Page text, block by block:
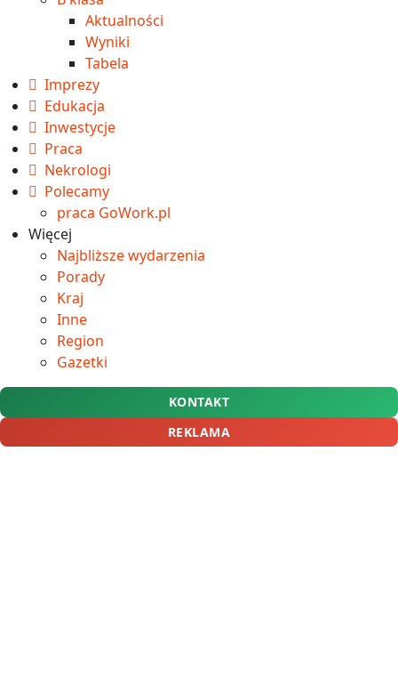
Aktualności
Wyniki
Tabela
Imprezy
Edukacja
Inwestycje
Praca
Nekrologi
Polecamy
praca GoWork.pl
Więcej
Najbliższe wydarzenia
Porady
Kraj
Inne
Region
Gazetki
KONTAKT
REKLAMA